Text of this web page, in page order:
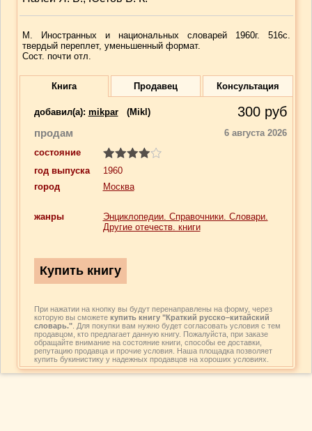
М. Иностранных и национальных словарей 1960г. 516с.
твердый переплет, уменьшенный формат.
Сост. почти отл.
Книга Продавец Консультация
добавил(a): mikpar (Mikl) 300 руб
продам
6 августа 2026
состояние
год выпуска
1960
город
Москва
жанры
Энциклопедии. Справочники. Словари.
Другие отечеств. книги
При нажатии на кнопку вы будут перенаправлены на форму, через
которую вы сможете купить книгу "Краткий русско–китайский
словарь.". Для покупки вам нужно будет согласовать условия с тем
продавцом, кто предлагает данную книгу. Пожалуйста, при заказе
обращайте внимание на состояние книги, способы ее доставки,
репутацию продавца и прочие условия. Наша площадка позволяет
купить букинистику у надежных продавцов на хороших условиях.